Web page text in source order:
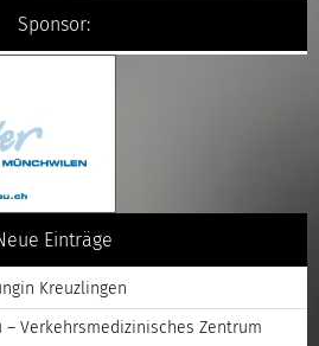
Sponsor:
Einträge
Kreuzlingen
– Verkehrsmedizinisches Zentrum